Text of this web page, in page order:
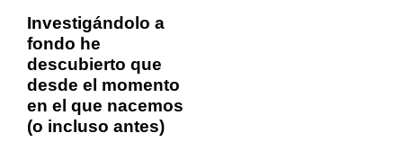
Investigándolo a
fondo he
descubierto que
desde el momento
en el que nacemos
(o incluso antes)